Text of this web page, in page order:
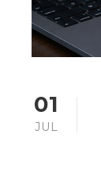
01
JUL